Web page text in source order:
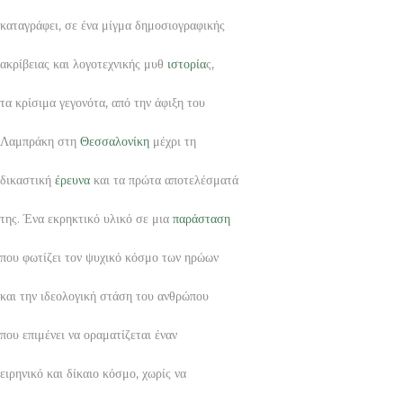
καταγράφει, σε ένα μίγμα δημοσιογραφικής
ακρίβειας και λογοτεχνικής μυθ ιστορίας,
τα κρίσιμα γεγονότα, από την άφιξη του
Λαμπράκη στη Θεσσαλονίκη μέχρι τη
δικαστική έρευνα και τα πρώτα αποτελέσματά
της. Ένα εκρηκτικό υλικό σε μια παράσταση
που φωτίζει τον ψυχικό κόσμο των ηρώων
και την ιδεολογική στάση του ανθρώπου
που επιμένει να οραματίζεται έναν
ειρηνικό και δίκαιο κόσμο, χωρίς να